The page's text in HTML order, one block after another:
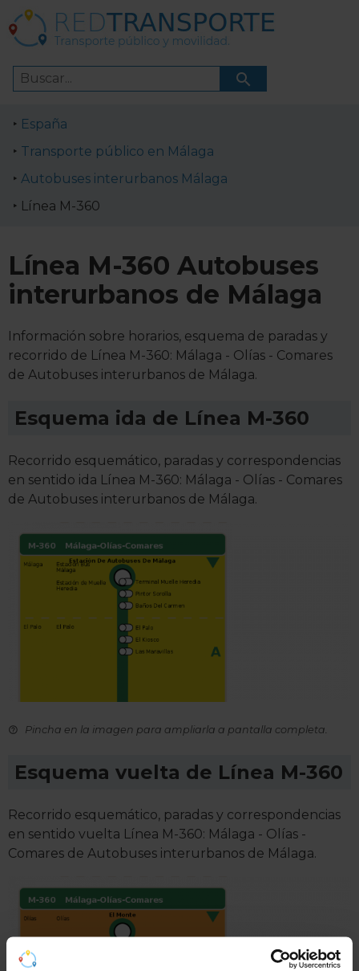
España
Transporte público en Málaga
Autobuses interurbanos Málaga
Línea M-360
Línea M-360 Autobuses
interurbanos de Málaga
Información sobre horarios, esquema de paradas y
recorrido de Línea M-360: Málaga - Olías - Comares
de Autobuses interurbanos de Málaga.
Esquema ida de Línea M-360
Recorrido esquemático, paradas y correspondencias
en sentido ida Línea M-360: Málaga - Olías - Comares
de Autobuses interurbanos de Málaga.
Pincha en la imagen para ampliarla a pantalla completa.
Esquema vuelta de Línea M-360
Recorrido esquemático, paradas y correspondencias
en sentido vuelta Línea M-360: Málaga - Olías -
Comares de Autobuses interurbanos de Málaga.